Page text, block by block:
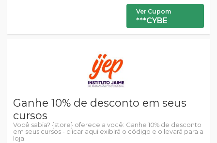
Ver Cupom
***CYBE
Ganhe 10% de desconto em seus
cursos
Você sabia? {store} oferece a você: Ganhe 10% de desconto
em seus cursos - clicar aqui exibirá o código e o levará para a
loja.